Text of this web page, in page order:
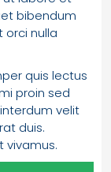
bibendum
orci nulla
quis lectus
proin sed
velit
duis.
vivamus.